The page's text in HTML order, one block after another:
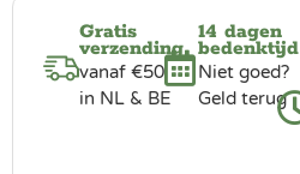
Gratis
verzending
vanaf €50
in NL & BE
14 dagen
bedenktijd
Niet goed?
Geld terug